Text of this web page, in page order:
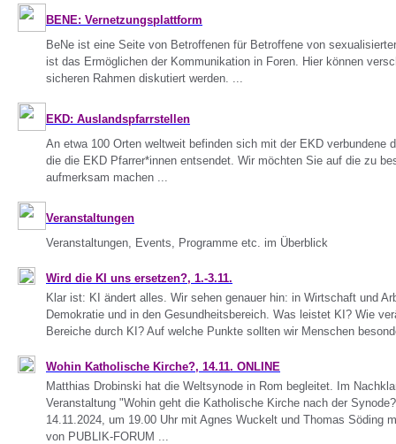
BENE: Vernetzungsplattform
BeNe ist eine Seite von Betroffenen für Betroffene von
ist das Ermöglichen der Kommunikation in Foren. Hier können
sicheren Rahmen diskutiert werden. ...
EKD: Auslandspfarrstellen
An etwa 100 Orten weltweit befinden sich mit der EKD verbundene
die die EKD Pfarrer*innen entsendet. Wir möchten Sie auf die zu
aufmerksam machen ...
Veranstaltungen
Veranstaltungen, Events, Programme etc. im Überblick
Wird die KI uns ersetzen?, 1.-3.11.
Klar ist: KI ändert alles. Wir sehen genauer hin: in Wirtschaft und
Demokratie und in den Gesundheitsbereich. Was leistet KI? Wie
Bereiche durch KI? Auf welche Punkte sollten wir Menschen
Wohin Katholische Kirche?, 14.11. ONLINE
Matthias Drobinski hat die Weltsynode in Rom begleitet. Im
Veranstaltung "Wohin geht die Katholische Kirche nach der
14.11.2024, um 19.00 Uhr mit Agnes Wuckelt und Thomas Söding
von PUBLIK-FORUM ...